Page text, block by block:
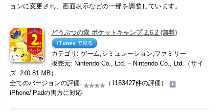
ョンに変更され、画面表示などの一部を調整しています。
どうぶつの森 ポケットキャンプ 2.6.2 (無料)
カテゴリ: ゲーム,シミュレーション,ファミリー
販売元: Nintendo Co., Ltd. – Nintendo Co., Ltd.（サイ
ズ: 240.81 MB）
全てのバージョンの評価:
（1183427件の評価）
iPhone/iPadの両方に対応